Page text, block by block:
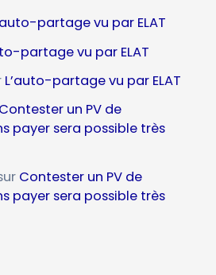
partage vu par ELAT
partage vu par ELAT
L’auto-partage vu par ELAT
Contester un PV de
payer sera possible très
Contester un PV de
payer sera possible très